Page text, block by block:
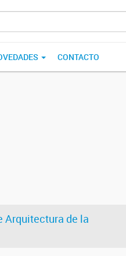
CONTACTO
Arquitectura de la